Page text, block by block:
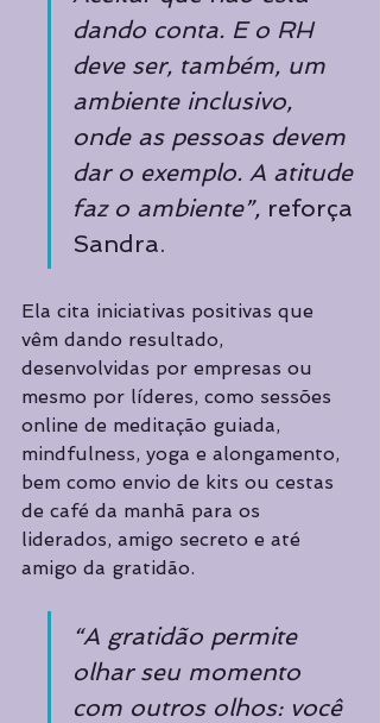
dando conta. E o RH
deve ser, também, um
ambiente inclusivo,
onde as pessoas devem
dar o exemplo. A atitude
faz o ambiente”, reforça
Sandra.
Ela cita iniciativas positivas que
vêm dando resultado,
desenvolvidas por empresas ou
mesmo por líderes, como sessões
online de meditação guiada,
mindfulness, yoga e alongamento,
bem como envio de kits ou cestas
de café da manhã para os
liderados, amigo secreto e até
amigo da gratidão.
“A gratidão permite
olhar seu momento
com outros olhos: você